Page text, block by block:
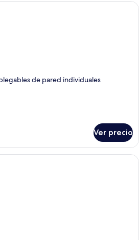
Una sala de estar amplia con
de pared individuales
Ver precio
Una habitación de hotel con cama,